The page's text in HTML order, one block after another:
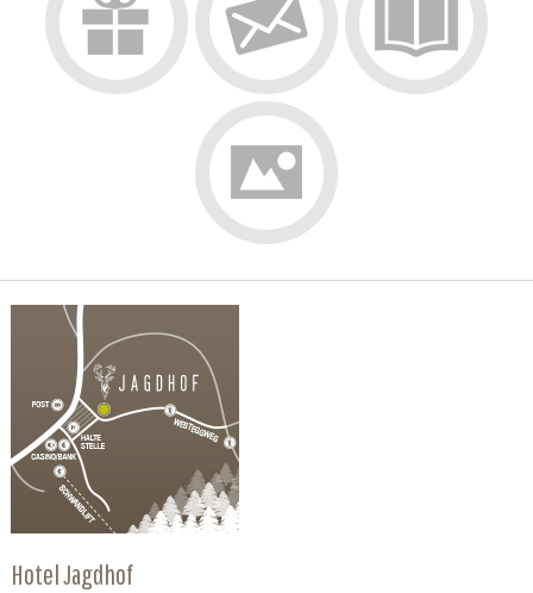
Hotel Jagdhof